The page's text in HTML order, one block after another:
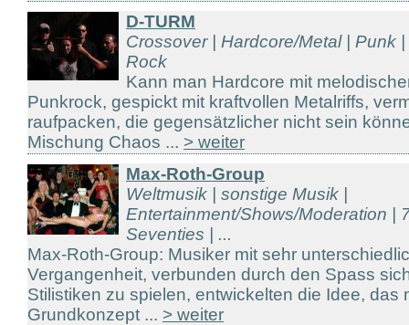
D-TURM
Crossover | Hardcore/Metal | Punk
Rock
Kann man Hardcore mit
Punkrock, gespickt mit kraftvollen Metalriffs,
raufpacken, die gegensätzlicher nicht sein
Mischung Chaos ... > weiter
Max-Roth-Group
Weltmusik | sonstige Musik |
Entertainment/Shows/Moderation |
Seventies | ...
Max-Roth-Group: Musiker mit sehr
Vergangenheit, verbunden durch den Spass
Stilistiken zu spielen, entwickelten die Idee, das
Grundkonzept ... > weiter